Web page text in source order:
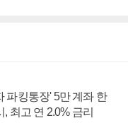
파킹통장' 5만 계좌 한
최고 연 2.0% 금리